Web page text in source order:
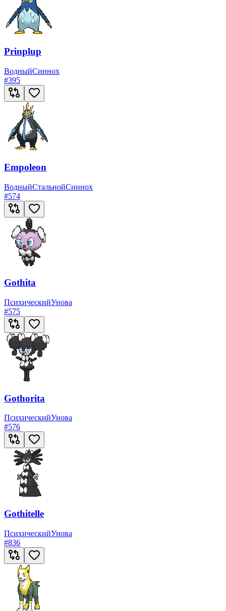
Prinplup
ВодныйСиннох
#395
Empoleon
ВодныйСтальнойСиннох
#574
Gothita
ПсихическийУнова
#575
Gothorita
ПсихическийУнова
#576
Gothitelle
ПсихическийУнова
#836